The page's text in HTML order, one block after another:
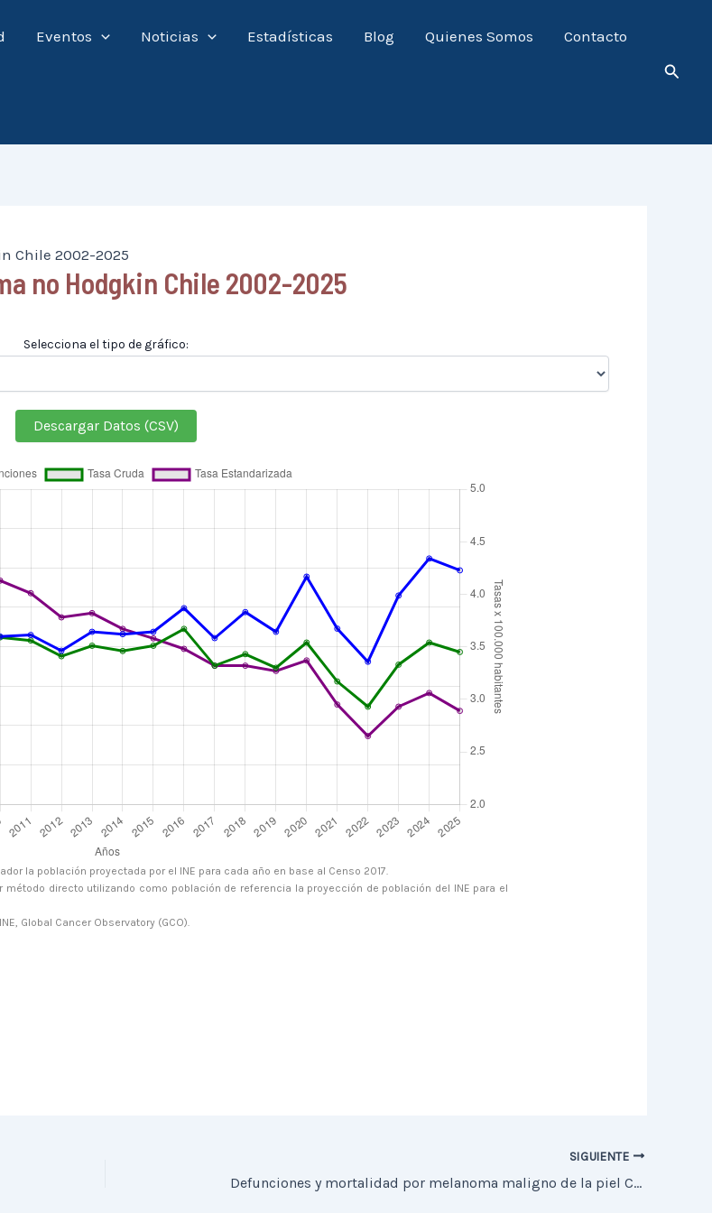
Eventos Noticias Estadísticas Blog Quienes Somos Contacto
Chile 2002-2025
no Hodgkin Chile 2002-2025
Selecciona el tipo de gráfico:
Descargar Datos (CSV)
la población proyectada por el INE para cada año en base al Censo 2017.
directo utilizando como población de referencia la proyección de población del INE para el
Global Cancer Observatory (GCO).
SIGUIENTE
Defunciones y mortalidad por melanoma maligno de la piel Chile 2002-2025